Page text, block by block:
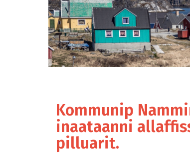
Kommunip
inaataanni
pilluarit.